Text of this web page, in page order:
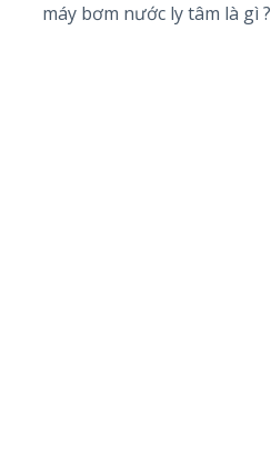
máy bơm nước ly tâm là gì ?